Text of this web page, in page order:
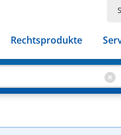
Rechtsprodukte